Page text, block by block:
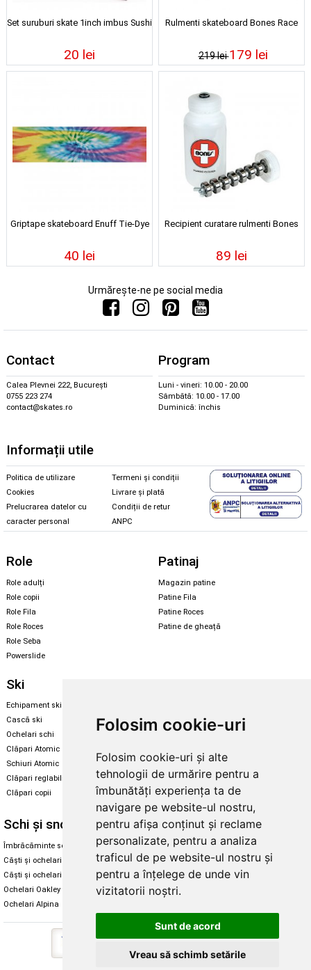
Folosim cookie-uri
Folosim cookie-uri și alte
tehnologii de urmărire pentru a
îmbunătăți experiența ta de
navigare pe website-ul nostru,
pentru afișa conținut și reclame
personalizate, pentru a analiza
traficul de pe website-ul nostru și
pentru a înțelege de unde vin
vizitatorii noștri.
Sunt de acord
Vreau să schimb setările
Set suruburi skate 1inch imbus Sushi
20 lei
Rulmenti skateboard Bones Race
219 lei179 lei
Griptape skateboard Enuff Tie-Dye
40 lei
Recipient curatare rulmenti Bones
89 lei
Urmărește-ne pe social media
Contact
Calea Plevnei 222, București
0755 223 274
contact@skates.ro
Program
Luni - vineri: 10.00 - 20.00
Sâmbătă: 10.00 - 17.00
Duminică: închis
Informații utile
Politica de utilizare
Cookies
Prelucrarea datelor cu
caracter personal
Termeni și condiții
Livrare și plată
Condiții de retur
ANPC
Role
Role adulți
Role copii
Role Fila
Role Roces
Role Seba
Powerslide
Patinaj
Magazin patine
Patine Fila
Patine Roces
Patine de gheață
Ski
Echipament ski
Cască ski
Ochelari schi
Clăpari Atomic
Schiuri Atomic
Clăpari reglabili
Clăpari copii
Echipament snowboard
Skate & longboard
Santa Cruz
Enuff Skateboards
Schi și snowboard
Îmbrăcăminte schi și snowboard
Căști și ochelari de iarnă
Căști și ochelari Alpina
Ochelari Oakley
Ochelari Alpina
Diverse
Cum aleg rolele
Cum aleg ochelarii
Ochelari de soare Oakley
Ochelari de soare Alpina